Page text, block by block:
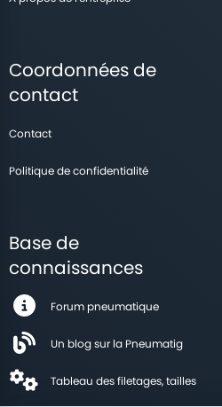
Coordonnées de
contact
Contact
Politique de confidentialité
Base de
connaissances
Forum pneumatique
Un blog sur la Pneumatig
Tableau des filetages, tailles